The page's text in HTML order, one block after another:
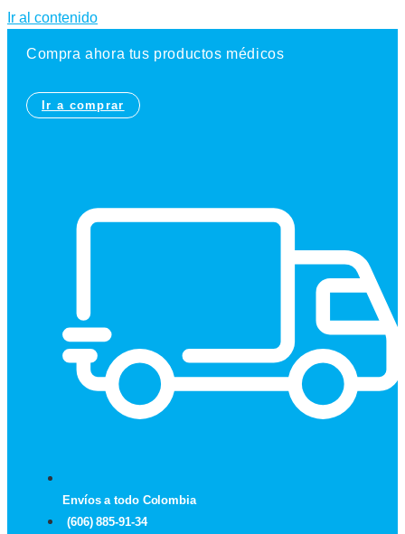
Ir al contenido
Compra ahora tus productos médicos
Ir a comprar
Envíos a todo Colombia
(606) 885-91-34